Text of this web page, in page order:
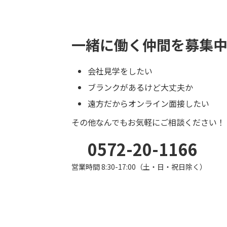
一緒に働く仲間を募集
会社見学をしたい
ブランクがあるけど大丈夫か
遠方だからオンライン面接したい
その他なんでもお気軽にご相談ください！
0572-20-1166
営業時間 8:30-17:00（土・日・祝日除く）